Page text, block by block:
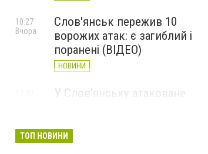
Слов'янськ пережив 10
ворожих атак: є загиблий і
поранені (ВІДЕО)
НОВИНИ
10:27
Вчора
У Слов’янську атаковане
НОВИНИ
ТОП НОВИНИ